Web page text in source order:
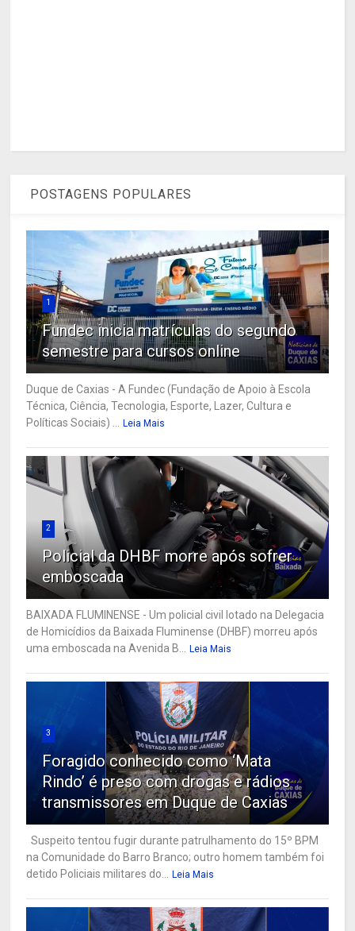
POSTAGENS POPULARES
1
Fundec inicia matrículas do segundo
semestre para cursos online
Duque de Caxias - A Fundec (Fundação de Apoio à Escola
Técnica, Ciência, Tecnologia, Esporte, Lazer, Cultura e
Políticas Sociais) ...
Leia Mais
2
Policial da DHBF morre após sofrer
emboscada
BAIXADA FLUMINENSE - Um policial civil lotado na Delegacia
de Homicídios da Baixada Fluminense (DHBF) morreu após
uma emboscada na Avenida B...
Leia Mais
3
Foragido conhecido como ‘Mata
Rindo’ é preso com drogas e rádios
transmissores em Duque de Caxias
Suspeito tentou fugir durante patrulhamento do 15º BPM
na Comunidade do Barro Branco; outro homem também foi
detido Policiais militares do...
Leia Mais